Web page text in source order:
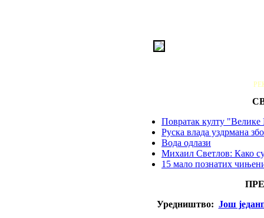
Повратак култу "Велике
Руска влада уздрмана
Вода одлази
Михаил Светлов: Како
15 мало познатих
Уредништво: Још